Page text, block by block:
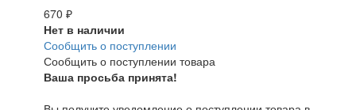
670 ₽
Нет в наличии
Сообщить о поступлении
Сообщить о поступлении товара
Ваша просьба принята!